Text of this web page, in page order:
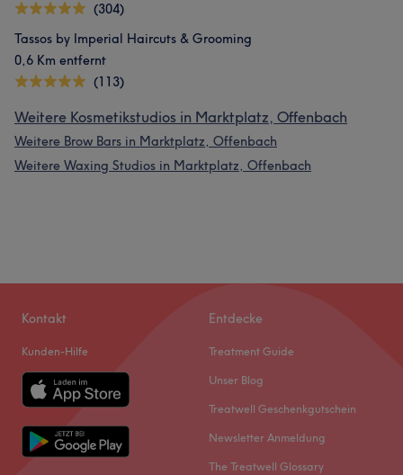
(304)
Tassos by Imperial Haircuts & Grooming
0,6 Km entfernt
(113)
Weitere Kosmetikstudios in Marktplatz, Offenbach
Weitere Brow Bars in Marktplatz, Offenbach
Weitere Waxing Studios in Marktplatz, Offenbach
Kontakt
Kunden-Hilfe
Entdecke
Treatment Guide
Unser Blog
Treatwell Geschenkgutschein
Newsletter Anmeldung
The Treatwell Glossary